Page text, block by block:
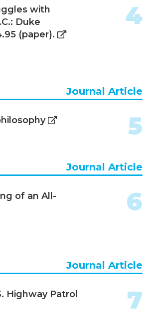
with
Duke
(paper).
4
Journal Article
5
Journal Article
of an All-
6
Journal Article
Highway Patrol
7